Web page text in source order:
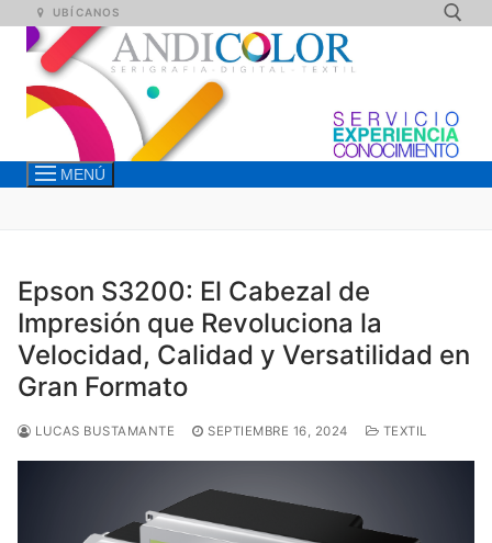
contenido
UBÍCANOS
MENÚ
Epson S3200: El Cabezal de
Impresión que Revoluciona la
Velocidad, Calidad y Versatilidad en
Gran Formato
LUCAS BUSTAMANTE SEPTIEMBRE 16, 2024 TEXTIL